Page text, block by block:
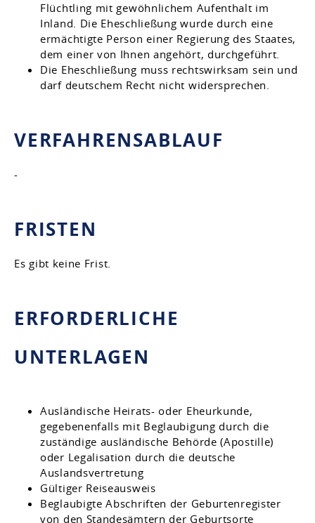
Flüchtling mit gewöhnlichem Aufenthalt im
Inland. Die Eheschließung wurde durch eine
ermächtigte Person einer Regierung des Staates,
dem einer von Ihnen angehört, durchgeführt.
Die Eheschließung muss rechtswirksam sein und
darf deutschem Recht nicht widersprechen.
VERFAHRENSABLAUF
-
FRISTEN
Es gibt keine Frist.
ERFORDERLICHE
UNTERLAGEN
Ausländische Heirats- oder Eheurkunde,
gegebenenfalls mit Beglaubigung durch die
zuständige ausländische Behörde (Apostille)
oder Legalisation durch die deutsche
Auslandsvertretung
Gültiger Reiseausweis
Beglaubigte Abschriften der Geburtenregister
von den Standesämtern der Geburtsorte